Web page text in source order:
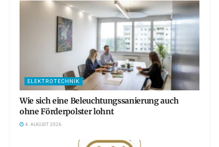
ELEKTROTECHNIK
Wie sich eine Beleuchtungssanierung auch
ohne Förderpolster lohnt
4. AUGUST 2026